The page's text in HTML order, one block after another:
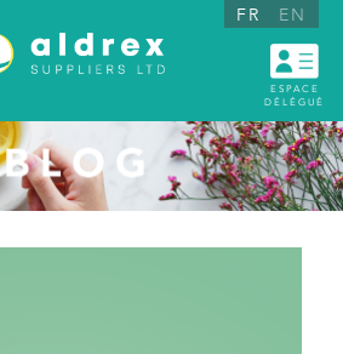
FR EN
ESPACE
DÉLÉGUÉ